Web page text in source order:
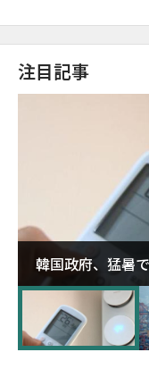
注目記事
韓国政府、猛暑
に需給対応体制